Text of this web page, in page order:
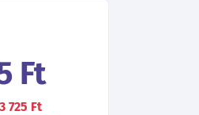
Ft
725 Ft